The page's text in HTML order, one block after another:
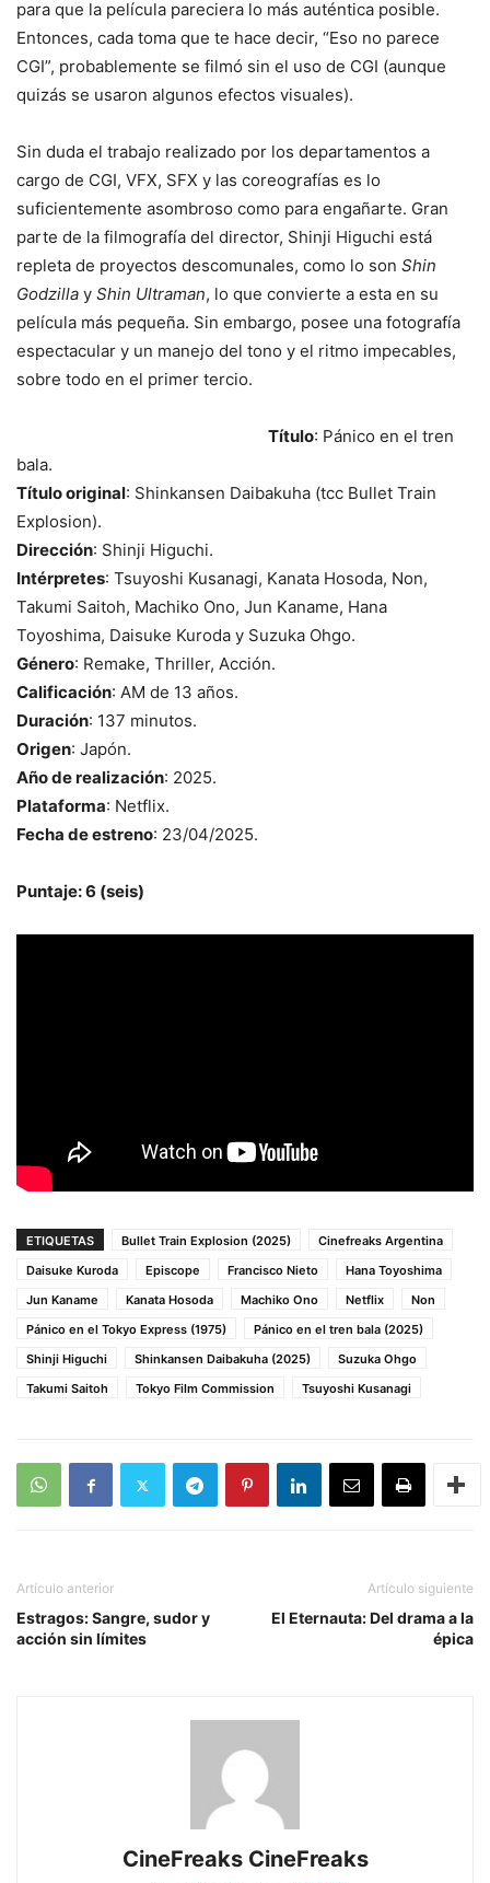
para que la película pareciera lo más auténtica posible.
Entonces, cada toma que te hace decir, “Eso no parece
CGI”, probablemente se filmó sin el uso de CGI (aunque
quizás se usaron algunos efectos visuales).
Sin duda el trabajo realizado por los departamentos a
cargo de CGI, VFX, SFX y las coreografías es lo
suficientemente asombroso como para engañarte. Gran
parte de la filmografía del director, Shinji Higuchi está
repleta de proyectos descomunales, como lo son Shin
Godzilla y Shin Ultraman, lo que convierte a esta en su
película más pequeña. Sin embargo, posee una fotografía
espectacular y un manejo del tono y el ritmo impecables,
sobre todo en el primer tercio.
Título: Pánico en el tren
bala.
Título original: Shinkansen Daibakuha (tcc Bullet Train
Explosion).
Dirección: Shinji Higuchi.
Intérpretes: Tsuyoshi Kusanagi, Kanata Hosoda, Non,
Takumi Saitoh, Machiko Ono, Jun Kaname, Hana
Toyoshima, Daisuke Kuroda y Suzuka Ohgo.
Género: Remake, Thriller, Acción.
Calificación: AM de 13 años.
Duración: 137 minutos.
Origen: Japón.
Año de realización: 2025.
Plataforma: Netflix.
Fecha de estreno: 23/04/2025.
Puntaje: 6 (seis)
ETIQUETAS Bullet Train Explosion (2025)
Cinefreaks Argentina
Daisuke Kuroda
Episcope Francisco Nieto
Hana Toyoshima
Jun Kaname
Kanata Hosoda Machiko Ono Netflix
Non
Pánico en el Tokyo Express (1975)
Pánico en el tren bala (2025)
Shinji Higuchi
Shinkansen Daibakuha (2025)
Suzuka Ohgo
Takumi Saitoh
Tokyo Film Commission Tsuyoshi Kusanagi
Artículo anterior
Estragos: Sangre, sudor y
acción sin límites
Artículo siguiente
El Eternauta: Del drama a la
épica
CineFreaks CineFreaks